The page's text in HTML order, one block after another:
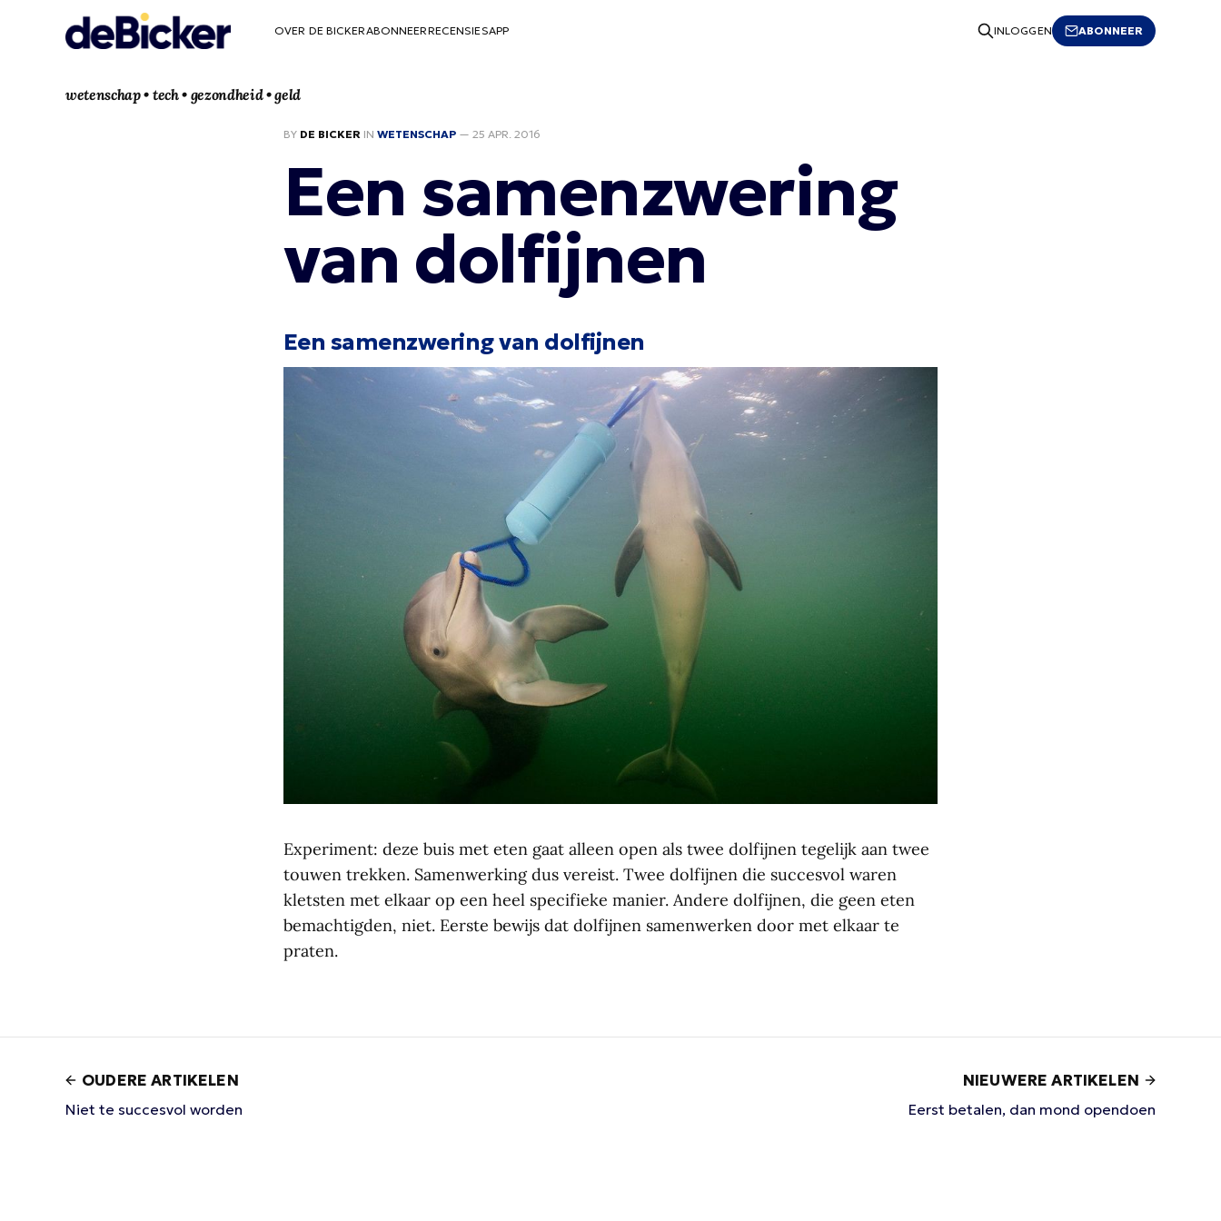
OVER DE BICKERABONNEERRECENSIESAPP INLOGGEN ABONNEER
wetenschap • tech • gezondheid • geld
BY DE BICKER IN WETENSCHAP — 25 APR. 2016
Een samenzwering
van dolfijnen
Een samenzwering van dolfijnen
Experiment: deze buis met eten gaat alleen open als twee dolfijnen tegelijk aan twee
touwen trekken. Samenwerking dus vereist. Twee dolfijnen die succesvol waren
kletsten met elkaar op een heel specifieke manier. Andere dolfijnen, die geen eten
bemachtigden, niet. Eerste bewijs dat dolfijnen samenwerken door met elkaar te
praten.
OUDERE ARTIKELEN
Niet te succesvol worden
NIEUWERE ARTIKELEN
Eerst betalen, dan mond opendoen